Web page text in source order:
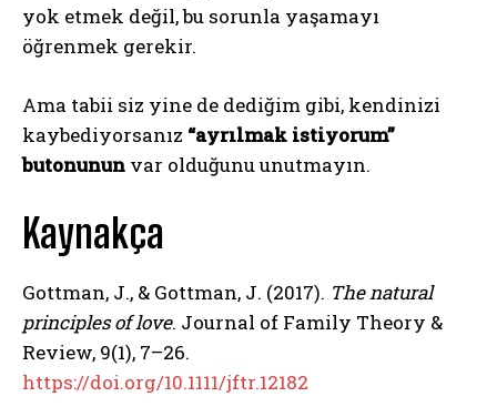
Gizlilik politikasını
yok etmek değil, bu sorunla yaşamayı
öğrenmek gerekir.
Ama tabii siz yine de dediğim gibi, kendinizi
kaybediyorsanız “ayrılmak istiyorum”
butonunun var olduğunu unutmayın.
Kaynakça
Gottman, J., & Gottman, J. (2017). The natural
principles of love. Journal of Family Theory &
Review, 9(1), 7–26.
https://doi.org/10.1111/jftr.12182